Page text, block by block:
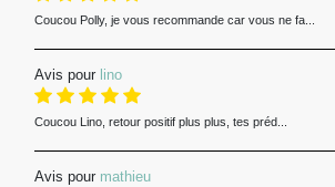
Coucou Polly, je vous recommande car vous ne fa...
Avis pour lino
Coucou Lino, retour positif plus plus, tes préd...
Avis pour mathieu